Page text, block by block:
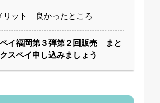
リット 良かったところ
イ福岡第３弾第２回販売 まと
スペイ申し込みましょう